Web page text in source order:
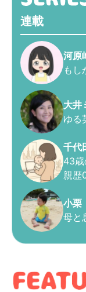
連載
河原
もし
大井
ゆる
千代
43歳
親歴
小栗
母と